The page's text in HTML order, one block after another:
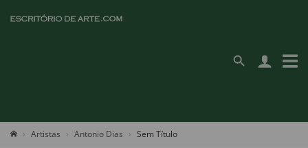
Artistas Antonio Dias Sem Título